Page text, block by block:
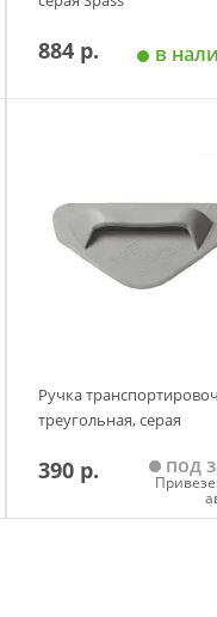
884 р. в
Ручка
треугольная, серая
390 р. под